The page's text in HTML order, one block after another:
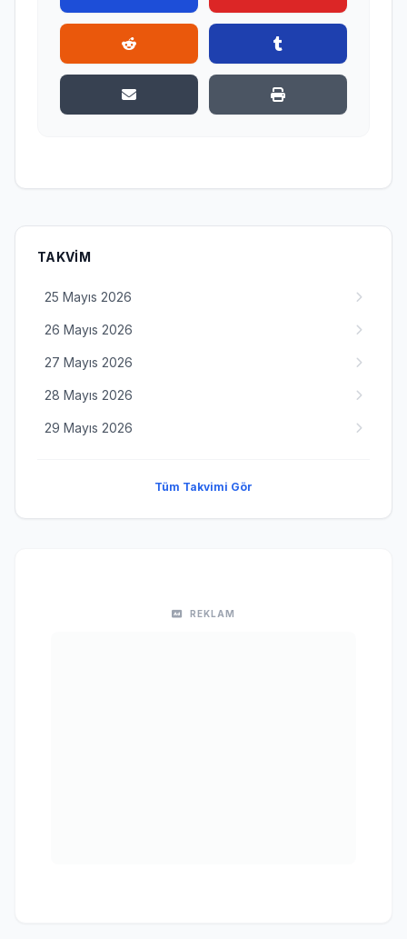
TAKVIM
25 Mayıs 2026
26 Mayıs 2026
27 Mayıs 2026
28 Mayıs 2026
29 Mayıs 2026
Tüm Takvimi Gör
REKLAM